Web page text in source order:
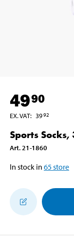
4990
EX. VAT: 3992
Sports
Art. 21-1860
In stock in 65store